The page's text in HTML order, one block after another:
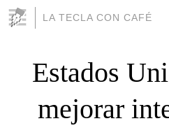
LA TECLA CON CAFÉ
Estados
mejorar